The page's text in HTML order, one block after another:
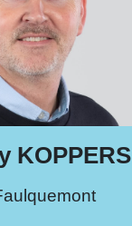
KOPPERS